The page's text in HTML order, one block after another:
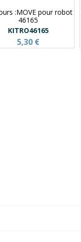
:MOVE pour robot
46165
KITRO46165
5,30 €